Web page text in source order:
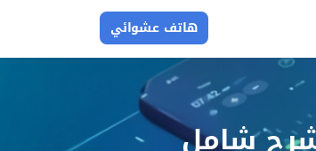
هاتف عشوائي